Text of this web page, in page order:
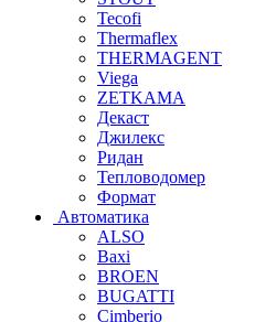
Tecofi
Thermaflex
THERMAGENT
Viega
ZETKAMA
Декаст
Джилекс
Ридан
Тепловодомер
Формат
Автоматика
ALSO
Baxi
BROEN
BUGATTI
Cimberio